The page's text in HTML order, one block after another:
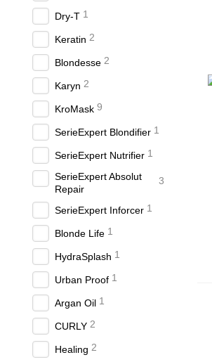
Dry-T 1
Keratin 2
Blondesse 2
Karyn 2
KroMask 9
SerieExpert Blondifier 1
SerieExpert Nutrifier 1
SerieExpert Absolut
Repair
3
SerieExpert Inforcer 1
Blonde Life 1
HydraSplash 1
Urban Proof 1
Argan Oil 1
CURLY 2
Healing 2